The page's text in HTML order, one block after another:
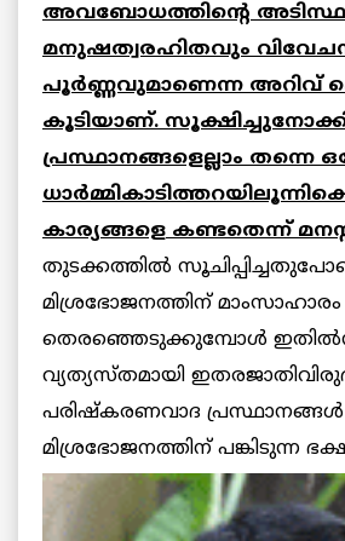
അവബോധത്തിന്റെ
മനുഷത്വരഹിതവും
പൂര്‍ണ്ണവുമാണെന്ന അറിവ്
കൂടിയാണ്.
പ്രസ്ഥാനങ്ങളെല്ലാം തന്നെ
കാര്യങ്ങളെ കണ്ടതെന്ന്
തുടക്കത്തില്‍
മിശ്രഭോജനത്തിന് മാംസാഹാരം
തെരഞ്ഞെടുക്കുമ്പോള്‍
വ്യത്യസ്തമായി
പരിഷ്കരണവാദ പ്രസ്ഥാനങ്ങള്‍
മിശ്രഭോജനത്തിന്പങ്കിടുന്ന